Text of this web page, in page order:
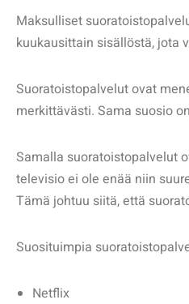
Maksulliset
kuukausittain sisällöstä, jota
Suoratoistopalvelut ovat
merkittävästi. Sama suosio
Samalla suoratoistopalvelut
televisio ei ole enää niin
Tämä johtuu siitä, että
Suosituimpia
Netflix